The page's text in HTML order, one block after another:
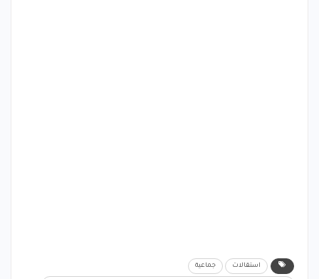
استقالات جماعية